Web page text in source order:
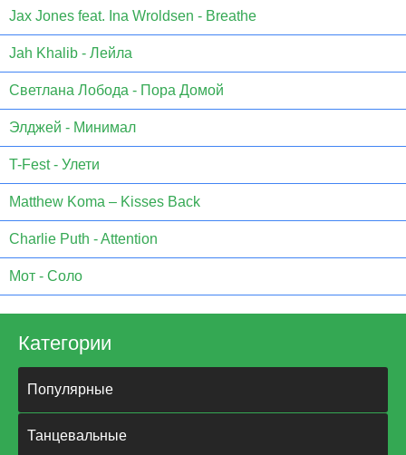
Jax Jones feat. Ina Wroldsen - Breathe
Jah Khalib - Лейла
Светлана Лобода - Пора Домой
Элджей - Минимал
T-Fest - Улети
Matthew Koma – Kisses Back
Charlie Puth - Attention
Мот - Соло
Категории
Популярные
Танцевальные